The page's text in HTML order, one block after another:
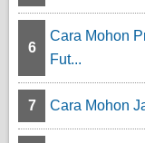
6
Cara Mohon
Fut...
7 Cara Mohon